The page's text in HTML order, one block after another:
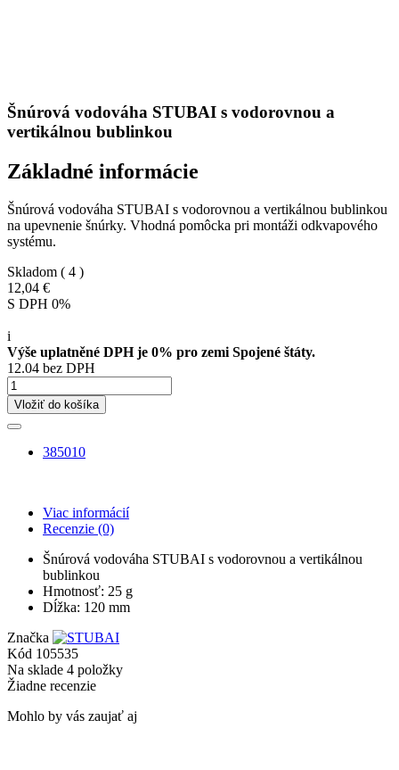
Šnúrová vodováha STUBAI s vodorovnou a
vertikálnou bublinkou
Základné informácie
Šnúrová vodováha STUBAI s vodorovnou a vertikálnou bublinkou
na upevnenie šnúrky. Vhodná pomôcka pri montáži odkvapového
systému.
Skladom ( 4 )
12,04 €
S DPH 0%
i
Výše uplatněné DPH je 0% pro zemi Spojené štáty.
12.04 bez DPH
Vložiť do košíka
385010
Viac informácií
Recenzie (0)
Šnúrová vodováha STUBAI s vodorovnou a vertikálnou
bublinkou
Hmotnosť: 25 g
Dĺžka: 120 mm
Značka
Kód 105535
Na sklade 4 položky
Žiadne recenzie
Mohlo by vás zaujať aj